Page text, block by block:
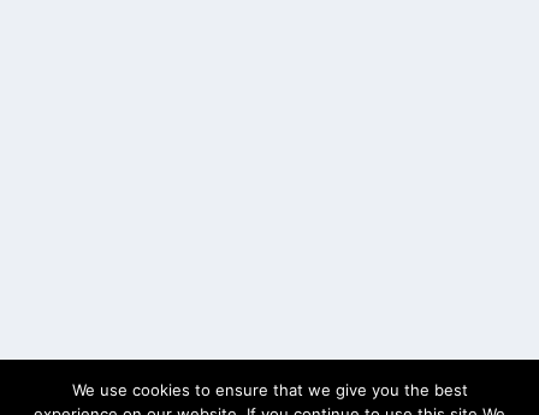
We use cookies to ensure that we give you the best